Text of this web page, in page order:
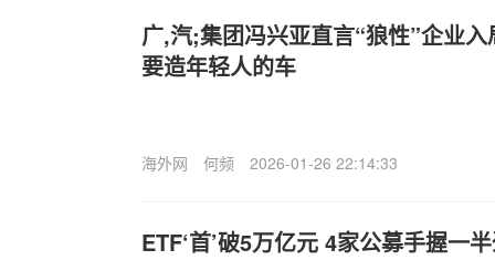
广,汽;集团冯兴亚直言“狼性”企业
要造年轻人的车
海外网 何频 2026-01-26 22:14:33
ETF‘首’破5万亿元 4家公募手握一